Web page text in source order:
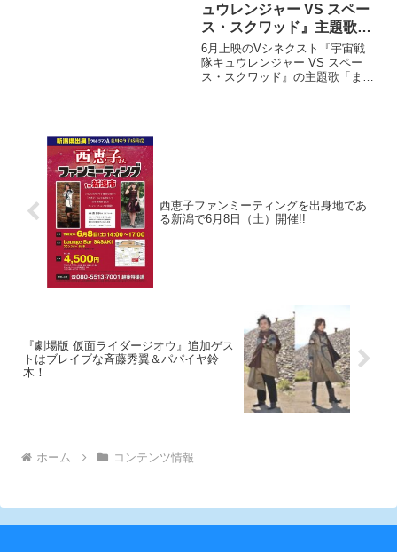
ュウレンジャー VS スペー
ス・スクワッド』主題歌
「また君に会いたい」発
表!!キュウレンジャーが歌
うPVも一部公開!
6月上映のVシネクスト『宇宙戦
隊キュウレンジャー VS スペー
ス・スクワッド』の主題歌「また
西恵子ファンミーティングを出身地であ
る新潟で6月8日（土）開催!!
『劇場版 仮面ライダージオウ』追加ゲス
トはブレイブな斉藤秀翼＆パパイヤ鈴
木！
ホーム コンテンツ情報